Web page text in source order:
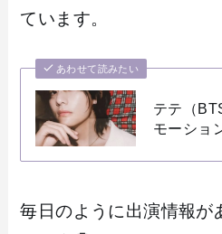
ています。
あわせて読みたい
テテ（
モーショ
毎日のように出演情報が